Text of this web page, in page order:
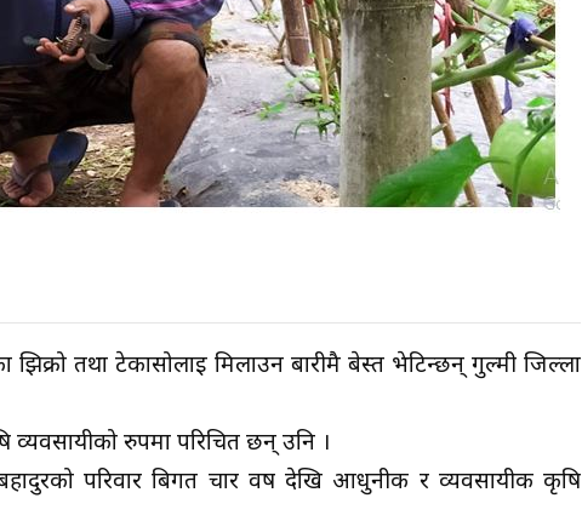
तथा टेकासोलाई मिलाउन बारीमै बेस्त भेटिन्छन् गुल्मी जिल्ला
रुपमा परिचित छन् उनि ।
परिवार बिगत चार वर्ष देखि आधुनीक र व्यवसायीक कृषि